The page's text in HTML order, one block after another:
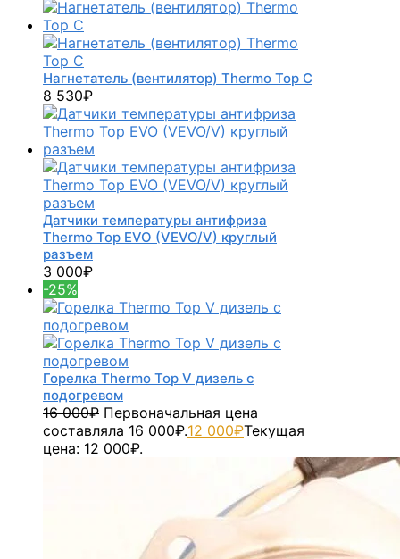
Нагнетатель (вентилятор) Thermo Top C
8 530₽
Датчики температуры антифриза
Thermo Top EVO (VEVO/V) круглый
разъем
3 000₽
-25%
Горелка Thermo Top V дизель с
подогревом
16 000₽ Первоначальная цена
составляла 16 000₽.12 000₽Текущая
цена: 12 000₽.